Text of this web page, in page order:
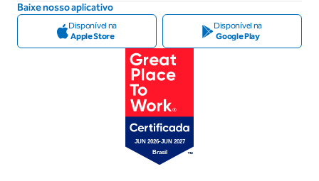
Baixe nosso aplicativo
Disponível na
Apple Store
Disponível na
Google Play